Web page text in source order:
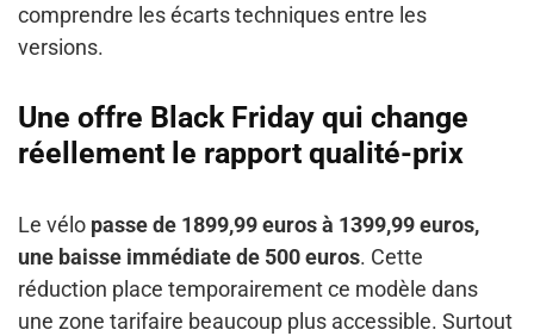
comprendre les écarts techniques entre les
versions.
Une offre Black Friday qui change
réellement le rapport qualité-prix
Le vélo passe de 1899,99 euros à 1399,99 euros,
une baisse immédiate de 500 euros. Cette
réduction place temporairement ce modèle dans
une zone tarifaire beaucoup plus accessible. Surtout